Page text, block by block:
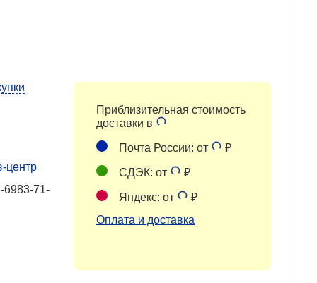
центр
6983-71-
Приблизительная стоимость
доставки в
Почта России: от ₽
СДЭК: от ₽
Яндекс: от
₽
Оплата и доставка